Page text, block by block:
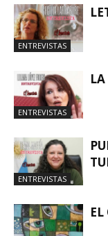
ENTREVISTAS
ENTREVISTAS
ENTREVISTAS